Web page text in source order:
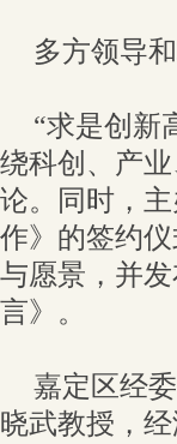
多方领导
“求是创新
绕科创、产
论。同时，
作》的签约
与愿景，并
言》。
嘉定区经
晓武教授，